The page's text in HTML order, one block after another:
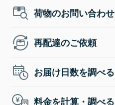
荷物のお問い合わせ
再配達のご依頼
お届け日数を調べる
料金を計算・調べる